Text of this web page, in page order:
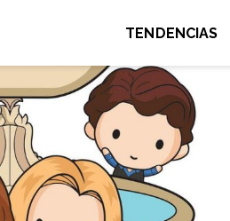
TENDENCIAS